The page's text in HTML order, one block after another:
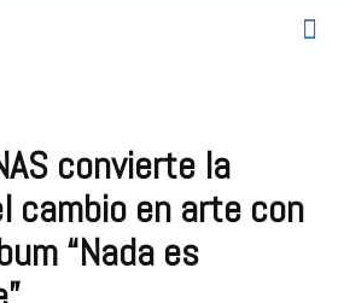
convierte la
cambio en arte con
“Nada es